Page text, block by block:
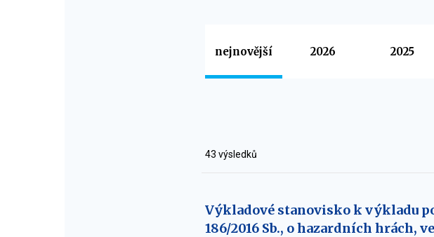
nejnovější 2026 2025
43 výsledků
Výkladové stanovisko k výkladu
186/2016 Sb., o hazardních hrách,